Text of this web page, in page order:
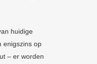
huidige
enigszins op
– er worden